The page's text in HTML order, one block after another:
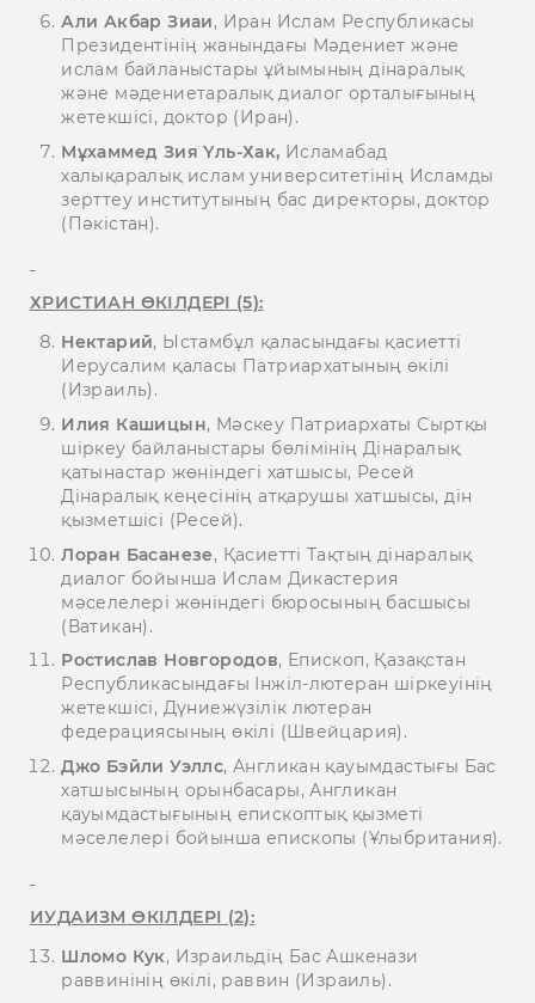
Али Акбар Зиаи, Иран Ислам Республикасы
Президентінің жанындағы Мәдениет және
ислам байланыстары ұйымының дінаралық
және мәдениетаралық диалог орталығының
жетекшісі, доктор (Иран).
Мұхаммед Зия Үль-Хак, Исламабад
халықаралық ислам университетінің Исламды
зерттеу институтының бас директоры, доктор
(Пәкістан).
ХРИСТИАН ӨКІЛДЕРІ (5):
Нектарий, Ыстамбұл қаласындағы қасиетті
Иерусалим қаласы Патриархатының өкілі
(Израиль).
Илия Кашицын, Мәскеу Патриархаты Сыртқы
шіркеу байланыстары бөлімінің Дінаралық
қатынастар жөніндегі хатшысы, Ресей
Дінаралық кеңесінің атқарушы хатшысы, дін
қызметшісі (Ресей).
Лоран Басанезе, Қасиетті Тақтың дінаралық
диалог бойынша Ислам Дикастерия
мәселелері жөніндегі бюросының басшысы
(Ватикан).
Ростислав Новгородов, Епископ, Қазақстан
Республикасындағы Інжіл-лютеран шіркеуінің
жетекшісі, Дүниежүзілік лютеран
федерациясының өкілі (Швейцария).
Джо Бэйли Уэллс, Англикан қауымдастығы Бас
хатшысының орынбасары, Англикан
қауымдастығының епископтық қызметі
мәселелері бойынша епископы (Ұлыбритания).
ИУДАИЗМ ӨКІЛДЕРІ (2):
Шломо Кук, Израильдің Бас Ашкенази
раввинінің өкілі, раввин (Израиль).